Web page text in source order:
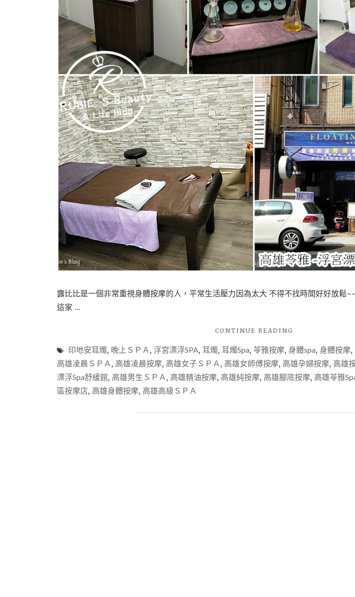
露比比是一個非常重視身體按摩的人，平常生活壓力因為太大 不得不找時間好好放鬆
這家 …
CONTINUE READING
按
摩】
雄
漂
印地安耳燭, 晚上ＳＰＡ , 浮宮漂浮SPA, 耳燭, 耳燭Spa, 苓雅按摩, 身體spa, 身體按摩,
高雄凌晨ＳＰＡ , 高雄凌晨按摩, 高雄女子ＳＰＡ , 高雄女師傅按摩, 高雄孕婦按摩, 高雄
漂浮Spa舒緩館, 高雄男生ＳＰＡ , 高雄精油按摩, 高雄純按摩, 高雄腳底按摩, 高雄苓雅
區按摩店, 高雄身體按摩, 高雄高級ＳＰＡ